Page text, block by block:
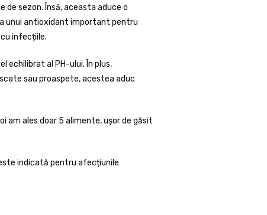
sezon. Însă, aceasta aduce o
unui antioxidant important pentru
infecțiile.
echilibrat al PH-ului. În plus,
sau proaspete, acestea aduc
am ales doar 5 alimente, ușor de găsit
indicată pentru afecțiunile